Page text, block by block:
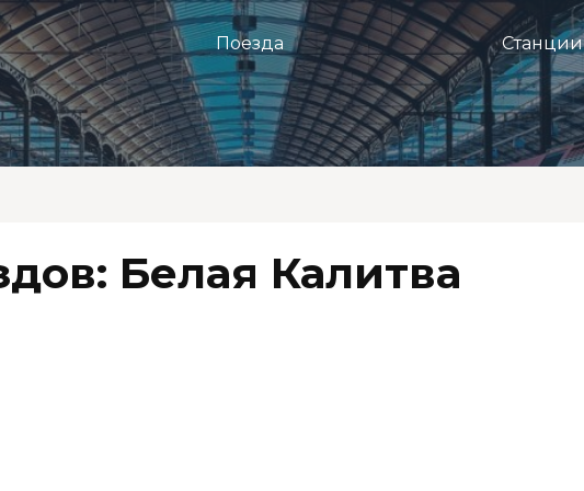
Поезда Станции
Белая Калитва